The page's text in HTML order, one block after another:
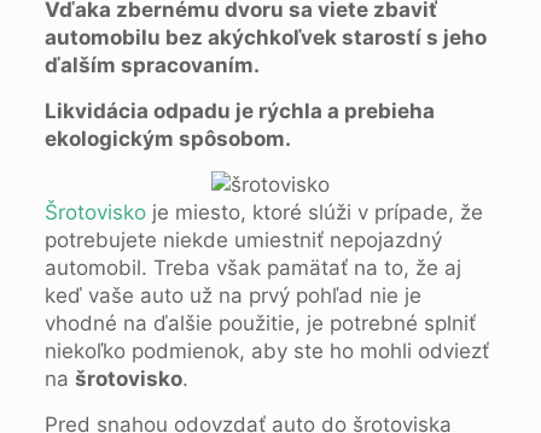
Vďaka zbernému dvoru sa viete zbaviť
automobilu bez akýchkoľvek starostí s jeho
ďalším spracovaním.
Likvidácia odpadu je rýchla a prebieha
ekologickým spôsobom.
Šrotoviskoje miesto, ktoré slúži v prípade, že
potrebujete niekde umiestniť nepojazdný
automobil. Treba však pamätať na to, že aj
keď vaše auto už na prvý pohľad nie je
vhodné na ďalšie použitie, je potrebné splniť
niekoľko podmienok, aby ste ho mohli odviezť
na šrotovisko.
Pred snahou odovzdať auto do šrotoviska